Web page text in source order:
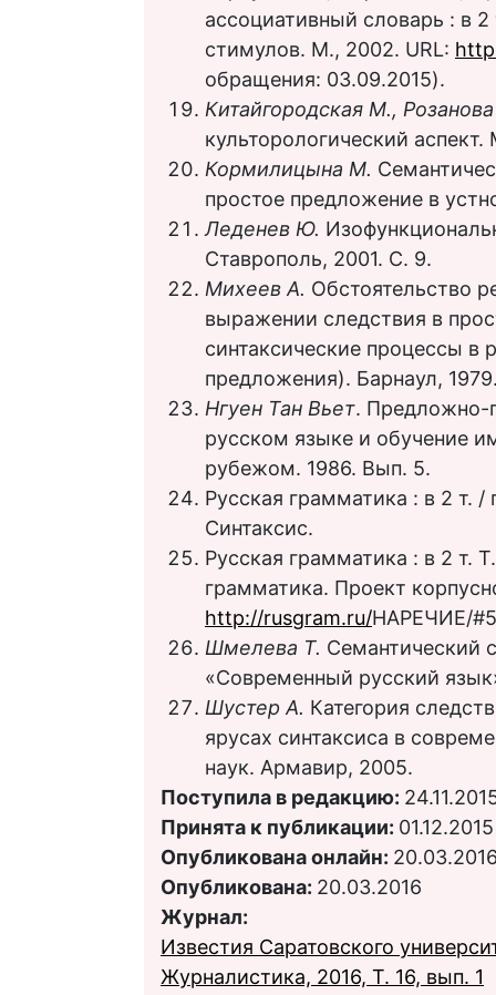
ассоциативный словарь : в
стимулов. М., 2002. URL:
обращения: 03.09.2015).
Китайгородская М.,
культорологический аспект.
Кормилицына М.
простое предложение в
Леденев Ю.
Ставрополь, 2001. С. 9.
Михеев А. Обстоятельство
выражении следствия в
синтаксические процессы в
предложения). Барнаул,
Нгуен Тан Вьет. Предложно-
русском языке и обучение
рубежом. 1986. Вып. 5.
Русская грамматика : в 2 т.
Синтаксис.
Русская грамматика : в 2 т.
грамматика. Проект
http://rusgram.ru/НАРЕЧИЕ/
Шмелева Т. Семантический
«Современный русский
Шустер А. Категория
ярусах синтаксиса в
наук. Армавир, 2005.
Поступила в редакцию:
Принята к публикации: 01.12.2015
Опубликована онлайн:
Опубликована: 20.03.2016
Журнал:
Известия Саратовского
Журналистика, 2016, Т. 16, вып. 1